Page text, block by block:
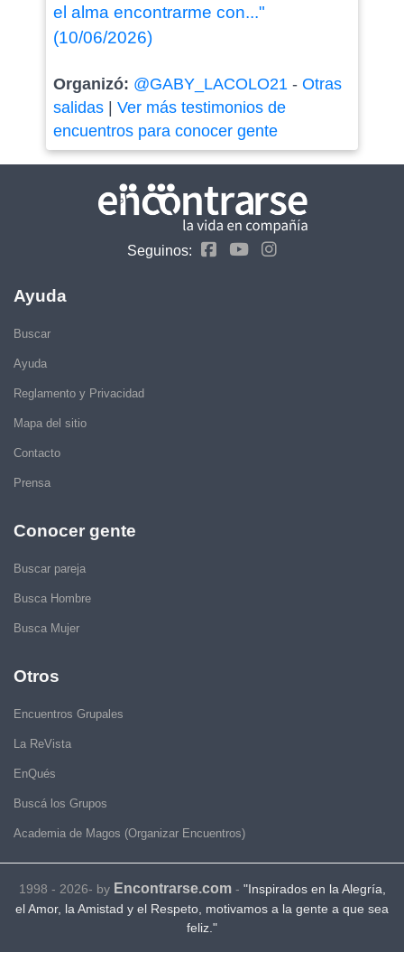
el alma encontrarme con..."
(10/06/2026)
Organizó: @GABY_LACOLO21- Otras
salidas| Ver más testimonios de
encuentros para conocer gente
Seguinos:
Ayuda
Buscar
Ayuda
Reglamento y Privacidad
Mapa del sitio
Contacto
Prensa
Conocer gente
Buscar pareja
Busca Hombre
Busca Mujer
Otros
Encuentros Grupales
La ReVista
EnQués
Buscá los Grupos
Academia de Magos (Organizar Encuentros)
1998 - 2026- by Encontrarse.com- "Inspirados en la Alegría,
el Amor, la Amistad y el Respeto, motivamos a la gente a que sea
feliz."